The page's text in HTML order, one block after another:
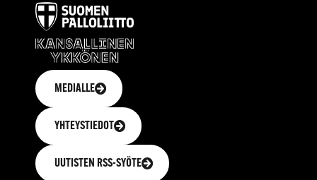
MEDIALLE
YHTEYSTIEDOT
UUTISTEN RSS-SYÖTE